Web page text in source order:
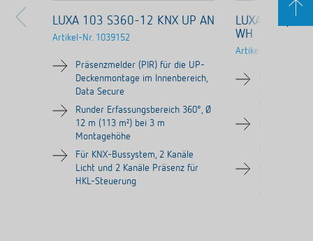
LUXA 103 S360-12 KNX UP AN
Artikel-Nr. 1039152
Präsenzmelder (PIR) für die UP-
Deckenmontage im Innenbereich,
Data Secure
Runder Erfassungsbereich 360°, Ø
12 m (113 m²) bei 3 m
Montagehöhe
Für KNX-Bussystem, 2 Kanäle
Licht und 2 Kanäle Präsenz für
HKL-Steuerung
LUXA 103
WH
Artikel-Nr.